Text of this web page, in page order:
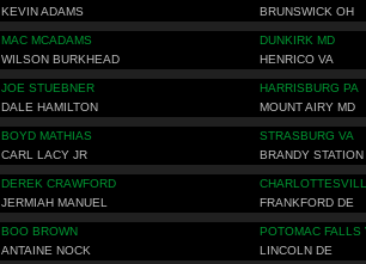
KEVIN ADAMS BRUNSWICK OH
MAC MCADAMS
DUNKIRK MD
WILSON BURKHEAD HENRICO VA
JOE STUEBNER
HARRISBURG PA
DALE HAMILTON MOUNT AIRY MD
BOYD MATHIAS
STRASBURG VA
CARL LACY JR BRANDY STATION
DEREK CRAWFORD
JERMIAH MANUEL FRANKFORD DE
BOO BROWN
POTOMAC FALLS
ANTAINE NOCK LINCOLN DE